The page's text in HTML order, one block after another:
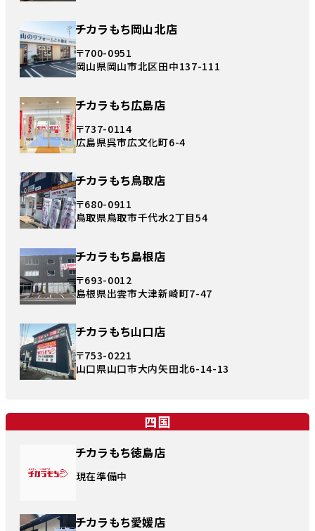
チカラもち岡山北店
〒700-0951
岡山県岡山市北区田中137-111
チカラもち広島店
〒737-0114
広島県呉市広文化町6-4
チカラもち鳥取店
〒680-0911
鳥取県鳥取市千代水2丁目54
チカラもち島根店
〒693-0012
島根県出雲市大津新崎町7-47
チカラもち山口店
〒753-0221
山口県山口市大内矢田北6-14-13
四国
チカラもち徳島店
現在準備中
チカラもち愛媛店